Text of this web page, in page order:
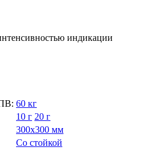
индикации
60 кг
10 г 20 г
300х300 мм
Со стойкой